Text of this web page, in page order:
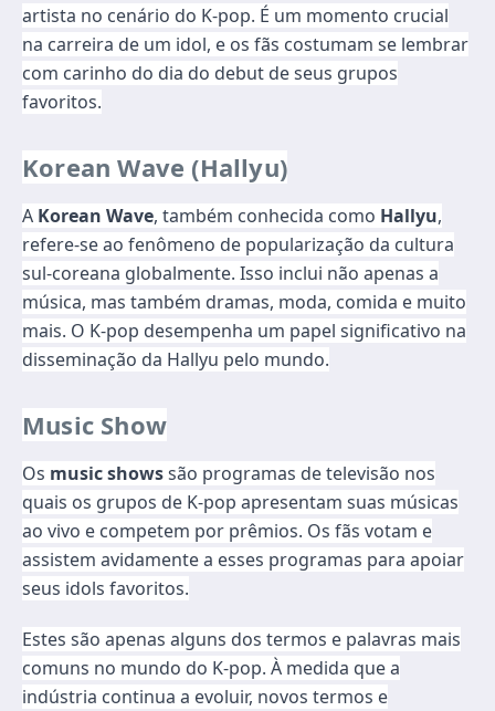
artista no cenário do K-pop. É um momento crucial
na carreira de um idol, e os fãs costumam se lembrar
com carinho do dia do debut de seus grupos
favoritos.
Korean Wave (Hallyu)
A Korean Wave, também conhecida como Hallyu,
refere-se ao fenômeno de popularização da cultura
sul-coreana globalmente. Isso inclui não apenas a
música, mas também dramas, moda, comida e muito
mais. O K-pop desempenha um papel significativo na
disseminação da Hallyu pelo mundo.
Music Show
Os music showssão programas de televisão nos
quais os grupos de K-pop apresentam suas músicas
ao vivo e competem por prêmios. Os fãs votam e
assistem avidamente a esses programas para apoiar
seus idols favoritos.
Estes são apenas alguns dos termos e palavras mais
comuns no mundo do K-pop. À medida que a
indústria continua a evoluir, novos termos e